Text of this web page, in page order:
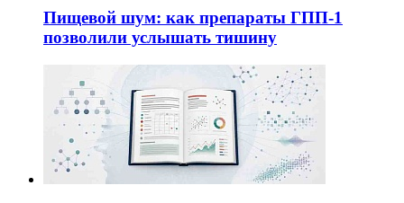
Пищевой шум: как препараты ГПП-1
позволили услышать тишину